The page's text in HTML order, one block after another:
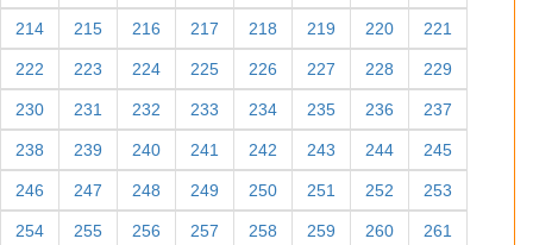
214 215 216 217 218 219 220 221
222 223 224 225 226 227 228 229
230 231 232 233 234 235 236 237
238 239 240 241 242 243 244 245
246 247 248 249 250 251 252 253
254 255 256 257 258 259 260 261